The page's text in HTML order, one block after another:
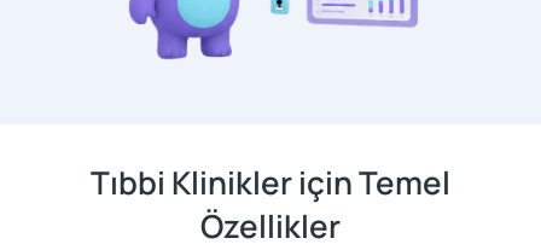
Tıbbi Klinikler için Temel
Özellikler